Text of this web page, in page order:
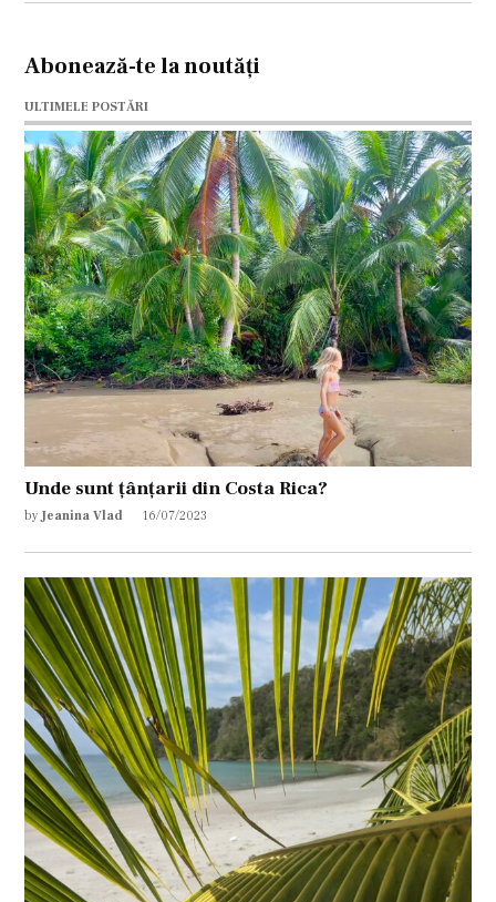
Abonează-te la noutăți
ULTIMELE POSTĂRI
Unde sunt țânțarii din Costa Rica?
by Jeanina Vlad 16/07/2023